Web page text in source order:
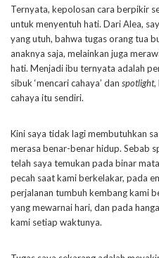
Ternyata, kepolosan cara berpikir
untuk menyentuh hati. Dari Alea,
yang utuh, bahwa tugas orang tua
anaknya saja, melainkan juga
hati. Menjadi ibu ternyata adalah
sibuk ‘mencari cahaya’ dan spotlight,
cahaya itu sendiri.
Kini saya tidak lagi membutuhkan
merasa benar-benar hidup. Sebab
telah saya temukan pada binar
pecah saat kami berkelakar, pada
perjalanan tumbuh kembang kami
yang mewarnai hari, dan pada
kami setiap waktunya.